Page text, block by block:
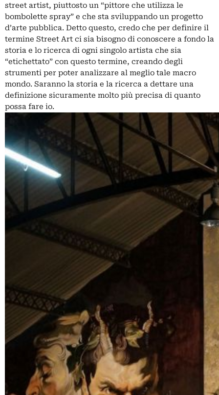
street artist, piuttosto un “pittore che utilizza le
bombolette spray” e che sta sviluppando un progetto
d’arte pubblica. Detto questo, credo che per definire il
termine Street Art ci sia bisogno di conoscere a fondo la
storia e lo ricerca di ogni singolo artista che sia
“etichettato” con questo termine, creando degli
strumenti per poter analizzare al meglio tale macro
mondo. Saranno la storia e la ricerca a dettare una
definizione sicuramente molto più precisa di quanto
possa fare io.